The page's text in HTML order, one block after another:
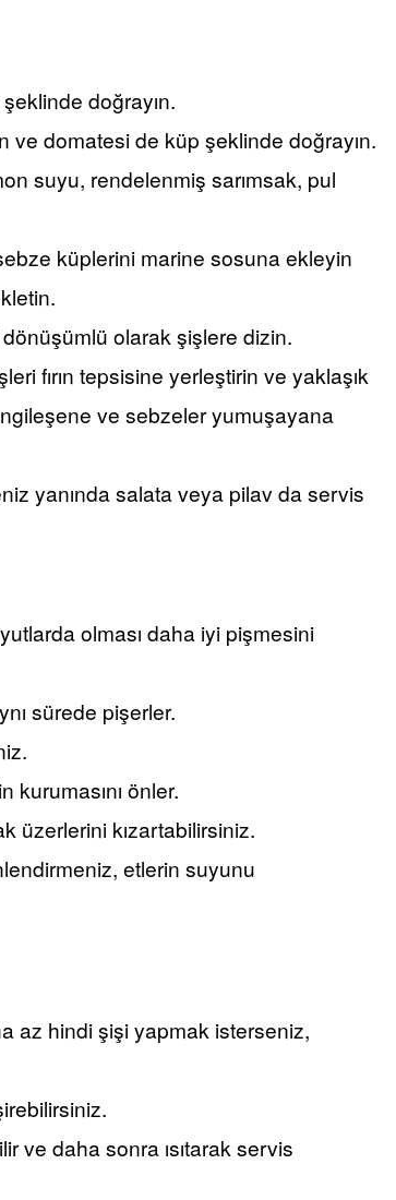
doğrayın.
ve domatesi de küp şeklinde doğrayın.
suyu, rendelenmiş sarımsak, pul
küplerini marine sosuna ekleyin
olarak şişlere dizin.
fırın tepsisine yerleştirin ve yaklaşık
ve sebzeler yumuşayana
yanında salata veya pilav da servis
olması daha iyi pişmesini
sürede pişerler.
kurumasını önler.
üzerlerini kızartabilirsiniz.
etlerin suyunu
az hindi şişi yapmak isterseniz,
ve daha sonra ısıtarak servis